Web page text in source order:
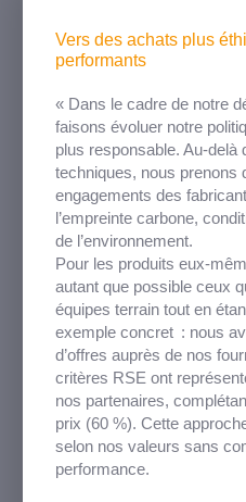
Vers des achats plus
performants
« Dans le cadre de notre
faisons évoluer notre
plus responsable. Au-delà
techniques, nous prenons
engagements des
l’empreinte carbone,
de l’environnement.
Pour les produits eux-
autant que possible ceux
équipes terrain tout en
exemple concret : nous
d’offres auprès de nos
critères RSE ont
nos partenaires,
prix (60 %). Cette
selon nos valeurs sans
performance.